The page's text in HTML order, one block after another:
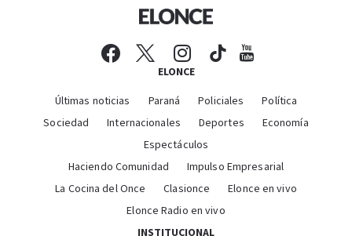
ELONCE
Últimas noticias Paraná Policiales
Política
Sociedad
Internacionales Deportes
Economía
Espectáculos
Haciendo Comunidad
Impulso Empresarial
La Cocina del Once
Clasionce
Elonce en vivo
Elonce Radio en vivo
INSTITUCIONAL